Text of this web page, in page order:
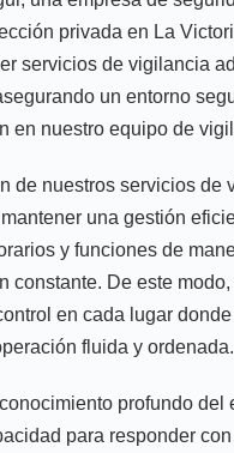
privada en La
servicios de vigilancia
un entorno
en nuestro equipo de
de nuestros servicios de
una gestión
y funciones de
constante. De este
en cada lugar
fluida y ordenada.
profundo del
para responder